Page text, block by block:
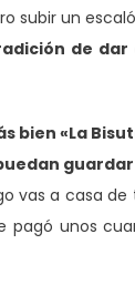
subir un
de dar
bien «La
vas a casa
unos